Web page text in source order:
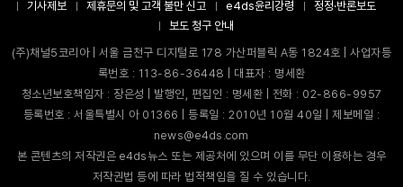
기사제보
제휴문의 및 고객 불만 신고 e4ds윤리강령
정정·반론보도
보도 청구 안내
(주)채널5코리아 | 서울 금천구 디지털로 178 가산퍼블릭 A동 1824호 | 사업자등
록번호 : 113-86-36448 | 대표자 : 명세환
청소년보호책임자 : 장은성 | 발행인, 편집인 : 명세환 | 전화 : 02-866-9957
등록번호 : 서울특별시 아 01366 | 등록일 : 2010년 10월 40일 | 제보메일 :
news@e4ds.com
본 콘텐츠의 저작권은 e4ds뉴스 또는 제공처에 있으며 이를 무단 이용하는 경우
저작권법 등에 따라 법적책임을 질 수 있습니다.